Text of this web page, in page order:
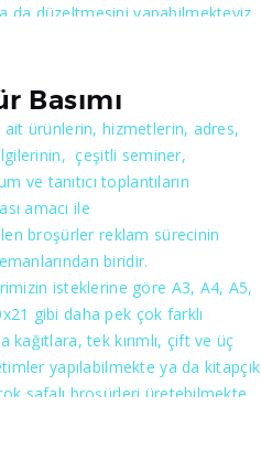
da düzeltmesini yapabilmekteyiz.
beğendikten sonra artı iş bizde
Basımı
ait ürünlerin, hizmetlerin, adres,
çeşitli seminer,
ve tanıtıcı toplantıların
amacı ile
broşürler reklam sürecinin
biridir.
isteklerine göre A3, A4, A5,
gibi daha pek çok farklı
kağıtlara, tek kırımlı, çift ve üç
yapılabilmekte ya da kitapçık
safalı broşürleri üretebilmekte